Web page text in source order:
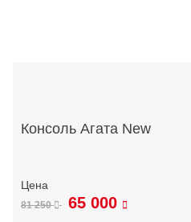
Консоль Агата New
81 250 65 000